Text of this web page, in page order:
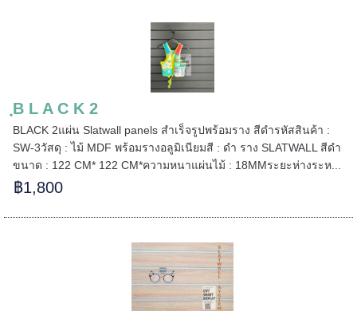
ฺB L A C K 2
BLACK 2แผ่น Slatwall panels สำเร็จรูปพร้อมราง สีดำรหัสสินค้า :
SW-3วัสดุ : ไม้ MDF พร้อมรางอลูมิเนียมสี : ดำ ราง SLATWALL สีดำ
ขนาด : 122 CM* 122 CM*ความหนาแผ่นไม้ : 18MMระยะห่างระห...
฿1,800